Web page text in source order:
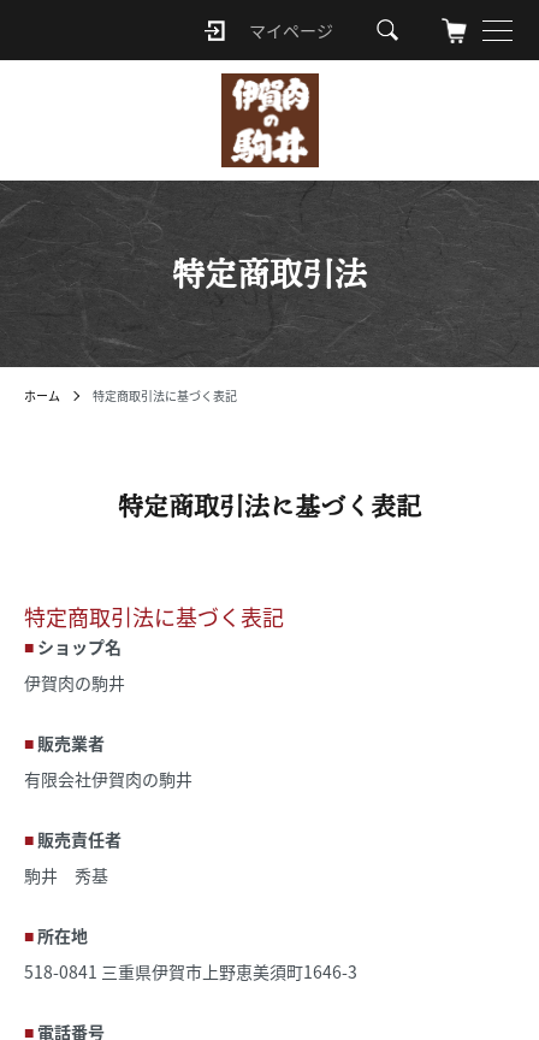
マイページ
特定商取引法
ホーム 特定商取引法に基づく表記
特定商取引法に基づく表記
特定商取引法に基づく表記
ショップ名
伊賀肉の駒井
販売業者
有限会社伊賀肉の駒井
販売責任者
駒井 秀基
所在地
518-0841 三重県伊賀市上野恵美須町1646-3
電話番号